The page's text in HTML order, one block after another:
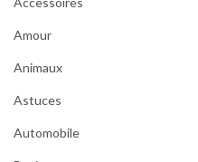
Amour
Animaux
Astuces
Automobile